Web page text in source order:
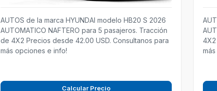
AUTOS de la marca HYUNDAI modelo HB20 S 2026
AUTOMATICO NAFTERO para 5 pasajeros. Tracción
de 4X2 Precios desde 42.00 USD. Consultanos para
más opciones e info!
Calcular Precio